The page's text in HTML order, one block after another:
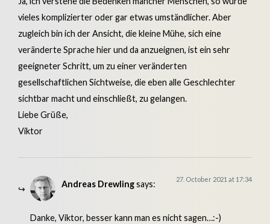
vieles komplizierter oder gar etwas umständlicher. Aber
zugleich bin ich der Ansicht, die kleine Mühe, sich eine
veränderte Sprache hier und da anzueignen, ist ein sehr
geeigneter Schritt, um zu einer veränderten
gesellschaftlichen Sichtweise, die eben alle Geschlechter
sichtbar macht und einschließt, zu gelangen.
Liebe Grüße,
Viktor
Andreas Drewlingsays: 27. October 2021 at 17:34
Danke, Viktor, besser kann man es nicht sagen…:-)